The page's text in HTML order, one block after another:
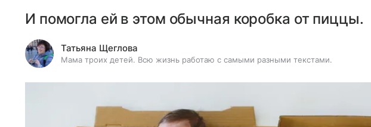
И помогла ей в этом обычная коробка от пиццы.
Татьяна Щеглова
Мама троих детей. Всю жизнь работаю с самыми разными текстами.